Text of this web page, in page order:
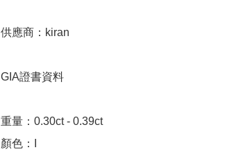
供應商：kiran
GIA證書資料
重量：0.30ct - 0.39ct
顏色：I